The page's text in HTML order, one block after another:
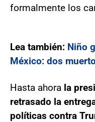
formalmente los
Lea también: Niño
México: dos
Hasta ahora la
retrasado la
políticas contra